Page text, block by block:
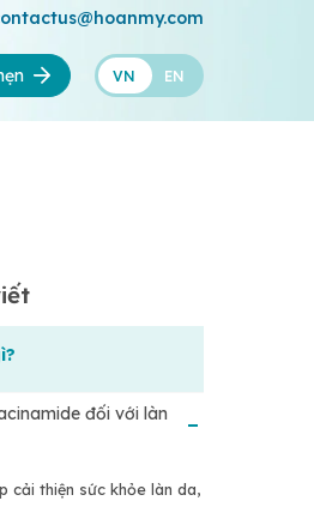
VN EN
đối với làn
cải thiện sức khỏe làn da,